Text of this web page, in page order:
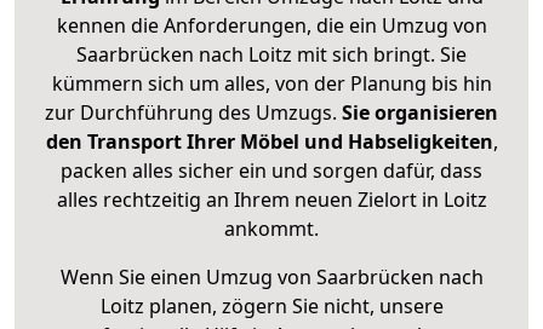
kennen die Anforderungen, die ein Umzug von
Saarbrücken nach Loitz mit sich bringt. Sie
kümmern sich um alles, von der Planung bis hin
zur Durchführung des Umzugs. Sie organisieren
den Transport Ihrer Möbel und Habseligkeiten,
packen alles sicher ein und sorgen dafür, dass
alles rechtzeitig an Ihrem neuen Zielort in Loitz
ankommt.
Wenn Sie einen Umzug von Saarbrücken nach
Loitz planen, zögern Sie nicht, unsere